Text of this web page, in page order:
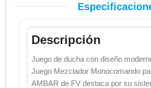
Descripción
Juego de ducha con diseño
Juego Mezclador Monocomando
AMBAR de FV destaca por su